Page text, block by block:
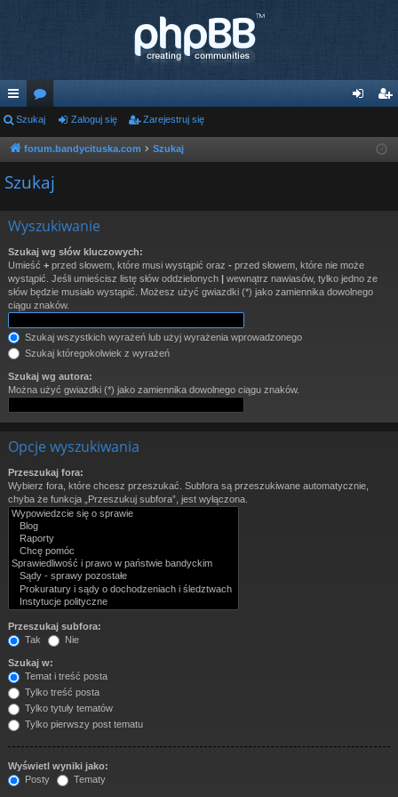
ię
ce
j
or
a ej
Szukaj Zaloguj się Zarejestruj się
forum.bandycituska.com Szukaj
Szukaj
Wyszukiwanie
Szukaj wg słów kluczowych:
Umieść + przed słowem, które musi wystąpić oraz - przed słowem, które nie może
wystąpić. Jeśli umieścisz listę słów oddzielonych | wewnątrz nawiasów, tylko jedno ze
słów będzie musiało wystąpić. Możesz użyć gwiazdki (*) jako zamiennika dowolnego
ciągu znaków.
Szukaj wszystkich wyrażeń lub użyj wyrażenia wprowadzonego
Szukaj któregokolwiek z wyrażeń
Szukaj wg autora:
Można użyć gwiazdki (*) jako zamiennika dowolnego ciągu znaków.
Opcje wyszukiwania
Przeszukaj fora:
Wybierz fora, które chcesz przeszukać. Subfora są przeszukiwane automatycznie,
chyba że funkcja „Przeszukuj subfora”, jest wyłączona.
Przeszukaj subfora:
Tak
Nie
Szukaj w:
Temat i treść posta
Tylko treść posta
Tylko tytuły tematów
Tylko pierwszy post tematu
Wyświetl wyniki jako:
Posty
Tematy